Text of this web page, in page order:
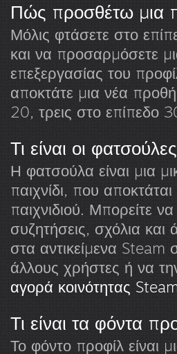
Πώς προσθέτω μια
Μόλις φτάσετε στο
και να προσαρμόσετε
επεξεργασίας του
αποκτάτε μια νέα
20, τρεις στο επίπεδο
Τι είναι οι
Η φατσούλα είναι μια
παιχνίδι, που
παιχνιδιού. Μπορείτε
συζητήσεις, σχόλια
στα αντικείμενα Steam
άλλους χρήστες ή να
αγορά κοινότητας
Τι είναι τα φόντα
Το φόντο προφίλ είναι